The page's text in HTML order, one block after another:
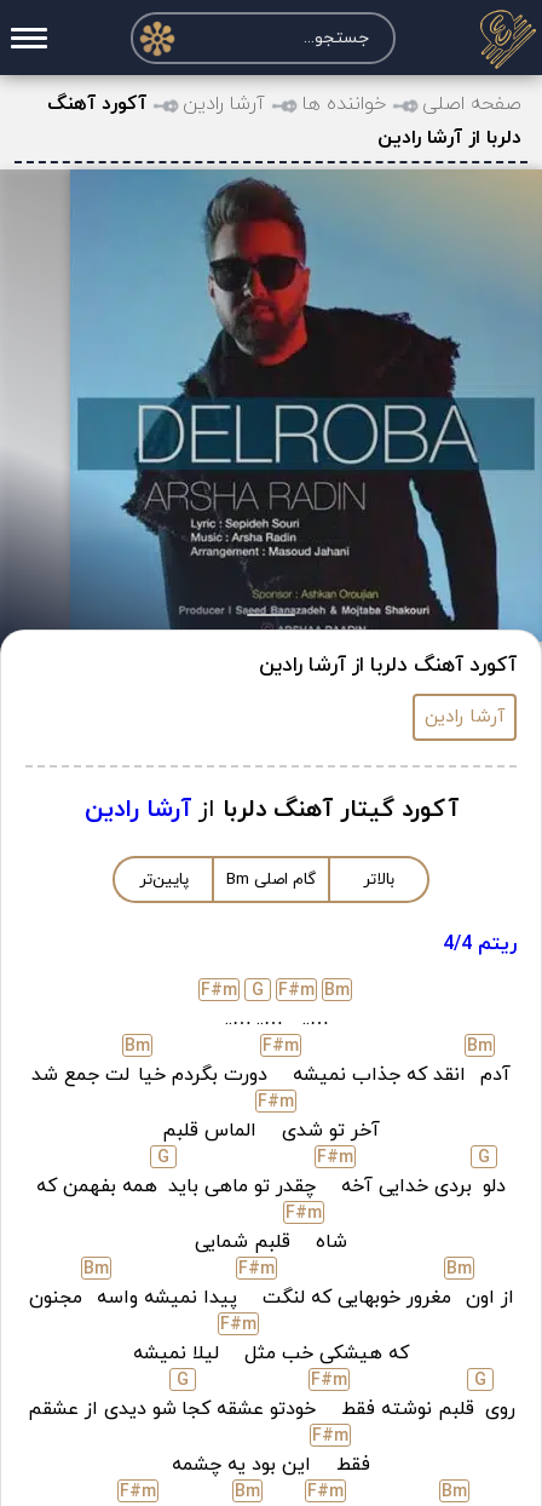
صفحه اصلی
درخواست آکورد
نت و تبلچر
تماس با ما
حساب کاربری
صفحه اصلی خواننده ها آرشا رادین
آکورد آهنگ
دلربا از آرشا رادین
آکورد آهنگ دلربا از آرشا رادین
آرشا رادین
آکورد گیتار آهنگ دلربا ازآرشا رادین
بالاتر گام اصلی Bm پایین‌تر
ریتم 4/4
Bm
…..
F#m
…..
G
…..
F#m
آدم
Bm
انقد که جذاب نمیشه
F#m
دورت بگردم خیا
Bm
لت جمع شد
آخر تو شدی
F#m
الماس قلبم
دلو
G
بردی خدایی آخه
F#m
چقدر تو ماهی باید
G
همه بفهمن که
شاه
F#m
قلبم شمایی
از اون
Bm
مغرور خوبهایی که لنگت
F#m
پیدا نمیشه واسه
Bm
مجنون
که هیشکی خب مثل
F#m
لیلا نمیشه
روی
G
قلبم نوشته فقط
F#m
خودتو عشقه کجا
G
شو دیدی از عشقم
فقط
F#m
این بود یه چشمه
Bm
F#m
Bm
F#m